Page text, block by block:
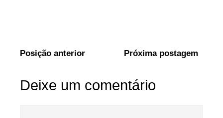
Posição anterior Próxima postagem
Deixe um comentário